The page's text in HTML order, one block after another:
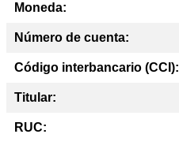
Moneda:
Número de cuenta:
Código interbancario (CCI):
Titular:
RUC: